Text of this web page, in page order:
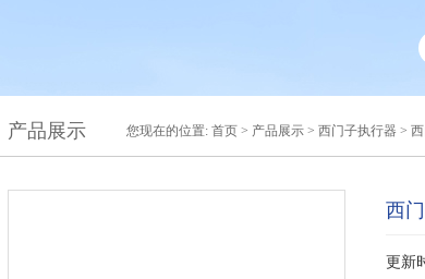
产品展示 您现在的位置: 首页 > 产品展示 > 西门子执行器 >
西
更新